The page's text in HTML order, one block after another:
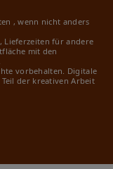
, wenn nicht anders
für andere
mit den
vorbehalten. Digitale
der kreativen Arbeit